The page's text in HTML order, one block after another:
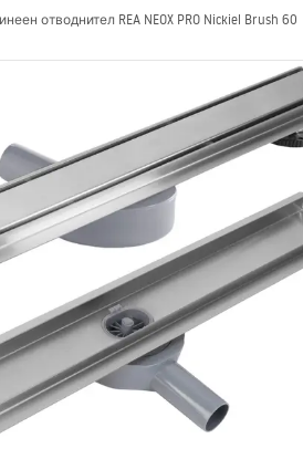
отводнител REA NEOX PRO Nickiel Brush 60